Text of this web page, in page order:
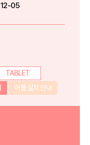
05
TABLET
어플 설치 안내